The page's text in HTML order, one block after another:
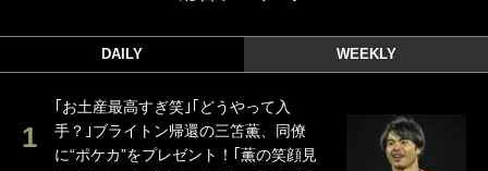
DAILY WEEKLY
｢お土産最高すぎ笑｣｢どうやって入
手？｣ブライトン帰還の三笘薫、同僚
に“ポケカ”をプレゼント！｢薫の笑顔見